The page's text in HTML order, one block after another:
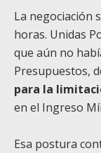
La negociación
horas. Unidas
que aún no
Presupuestos,
para la
en el Ingreso
Esa postura